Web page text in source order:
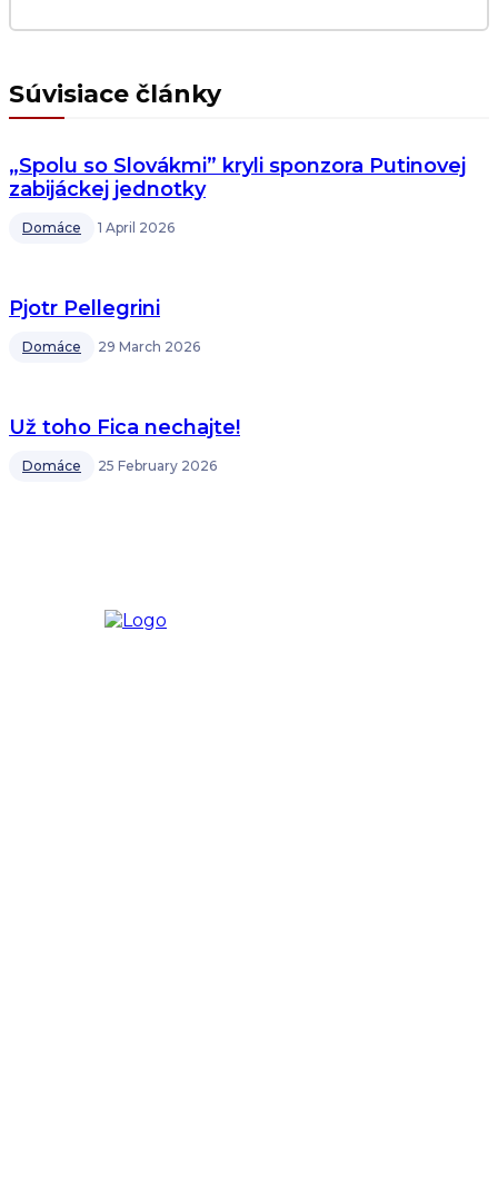
Súvisiace články
„Spolu so Slovákmi” kryli sponzora Putinovej
zabijáckej jednotky
Domáce 1 April 2026
Pjotr Pellegrini
Domáce 29 March 2026
Už toho Fica nechajte!
Domáce 25 February 2026